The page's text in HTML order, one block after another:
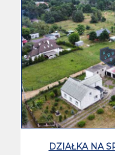
DZIAŁKA NA